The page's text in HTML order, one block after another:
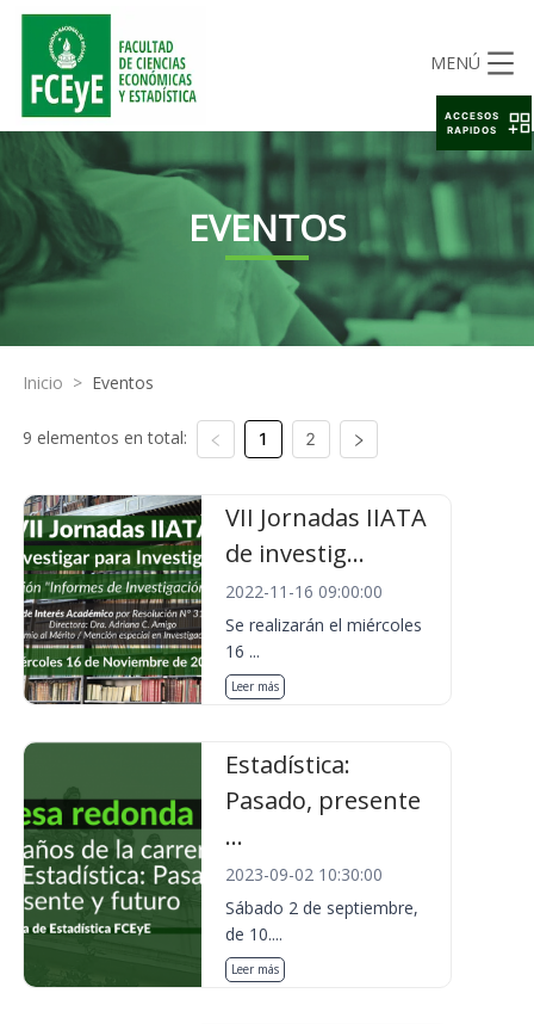
MENÚ
EVENTOS
Inicio > Eventos
9 elementos en total: 1 2
VII Jornadas IIATA
de investig...
2022-11-16 09:00:00
Se realizarán el miércoles
16 ...
Leer más
Estadística:
Pasado, presente
...
2023-09-02 10:30:00
Sábado 2 de septiembre,
de 10....
Leer más
ACCESOS
RAPIDOS